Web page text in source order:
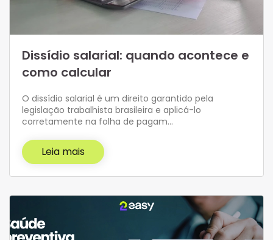
Dissídio salarial: quando acontece e
como calcular
O dissídio salarial é um direito garantido pela
legislação trabalhista brasileira e aplicá-lo
corretamente na folha de pagam…
Leia mais